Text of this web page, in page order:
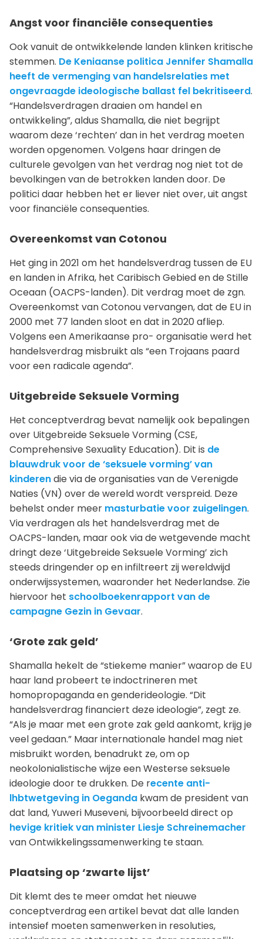
Angst voor financiële consequenties
Ook vanuit de ontwikkelende landen klinken kritische
stemmen. De Keniaanse politica Jennifer Shamalla
heeft de vermenging van handelsrelaties met
ongevraagde ideologische ballast fel bekritiseerd.
“Handelsverdragen draaien om handel en
ontwikkeling”, aldus Shamalla, die niet begrijpt
waarom deze ‘rechten’ dan in het verdrag moeten
worden opgenomen. Volgens haar dringen de
culturele gevolgen van het verdrag nog niet tot de
bevolkingen van de betrokken landen door. De
politici daar hebben het er liever niet over, uit angst
voor financiële consequenties.
Overeenkomst van Cotonou
Het ging in 2021 om het handelsverdrag tussen de EU
en landen in Afrika, het Caribisch Gebied en de Stille
Oceaan (OACPS-landen). Dit verdrag moet de zgn.
Overeenkomst van Cotonou vervangen, dat de EU in
2000 met 77 landen sloot en dat in 2020 afliep.
Volgens een Amerikaanse pro- organisatie werd het
handelsverdrag misbruikt als “een Trojaans paard
voor een radicale agenda”.
Uitgebreide Seksuele Vorming
Het conceptverdrag bevat namelijk ook bepalingen
over Uitgebreide Seksuele Vorming (CSE,
Comprehensive Sexuality Education). Dit is de
blauwdruk voor de ‘seksuele vorming’ van
kinderendie via de organisaties van de Verenigde
Naties (VN) over de wereld wordt verspreid. Deze
behelst onder meer masturbatie voor zuigelingen.
Via verdragen als het handelsverdrag met de
OACPS-landen, maar ook via de wetgevende macht
dringt deze ‘Uitgebreide Seksuele Vorming’ zich
steeds dringender op en infiltreert zij wereldwijd
onderwijssystemen, waaronder het Nederlandse. Zie
hiervoor het schoolboekenrapport van de
campagne Gezin in Gevaar.
‘Grote zak geld’
Shamalla hekelt de “stiekeme manier” waarop de EU
haar land probeert te indoctrineren met
homopropaganda en genderideologie. “Dit
handelsverdrag financiert deze ideologie”, zegt ze.
“Als je maar met een grote zak geld aankomt, krijg je
veel gedaan.” Maar internationale handel mag niet
misbruikt worden, benadrukt ze, om op
neokolonialistische wijze een Westerse seksuele
ideologie door te drukken. De recente anti-
lhbtwetgeving in Oeganda kwam de president van
dat land, Yuweri Museveni, bijvoorbeeld direct op
hevige kritiek van minister Liesje Schreinemacher
van Ontwikkelingssamenwerking te staan.
Plaatsing op ‘zwarte lijst’
Dit klemt des te meer omdat het nieuwe
conceptverdrag een artikel bevat dat alle landen
intensief moeten samenwerken in resoluties,